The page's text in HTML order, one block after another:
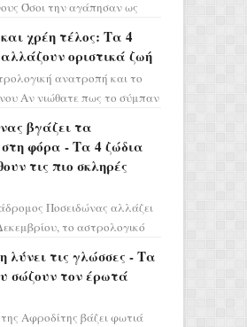
Όσοι την αγάπησαν ως
προετοιμαστο...
χρέη τέλος: Τα 4
οριστικά ζωή
ανατροπή και το
Αν νιώθατε πως το σύμπαν
α...
βγάζει τα
φόρα - Τα 4 ζώδια
τις πιο σκληρές
Ποσειδώνας αλλάζει
το αστρολογικό
...
λύνει τις γλώσσες - Τα
σώζουν τον έρωτά
Αφροδίτης βάζει φωτιά